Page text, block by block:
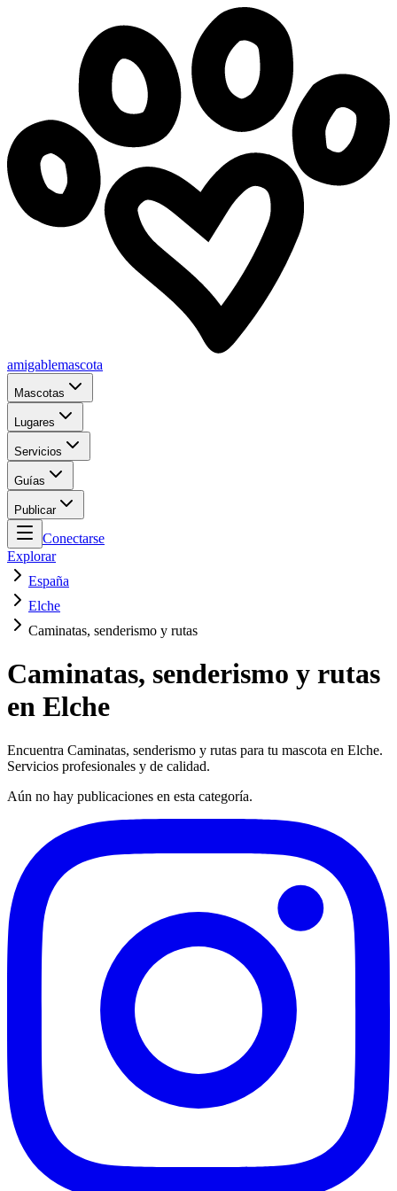
amigablemascota
Mascotas
Lugares
Servicios
Guías
Publicar
Conectarse
Explorar
España
Elche
Caminatas, senderismo y rutas
Caminatas, senderismo y rutas
en Elche
Encuentra Caminatas, senderismo y rutas para tu mascota en Elche.
Servicios profesionales y de calidad.
Aún no hay publicaciones en esta categoría.